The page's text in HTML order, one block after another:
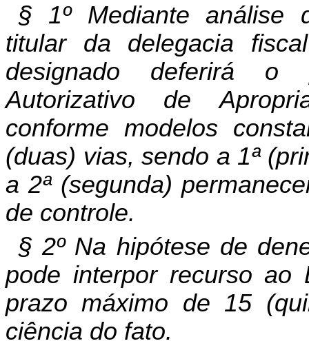
§ 1º Mediante análise
titular da delegacia
designado deferirá o
Autorizativo de
conforme modelos
(duas) vias, sendo a 1ª
a 2ª (segunda)
de controle.
§ 2º Na hipótese de
pode interpor recurso ao
prazo máximo de 15
ciência do fato.